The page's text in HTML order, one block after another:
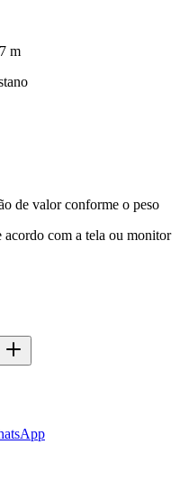
m
de valor conforme o peso
acordo com a tela ou monitor